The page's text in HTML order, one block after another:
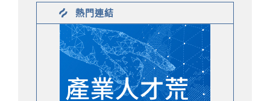
熱門連結